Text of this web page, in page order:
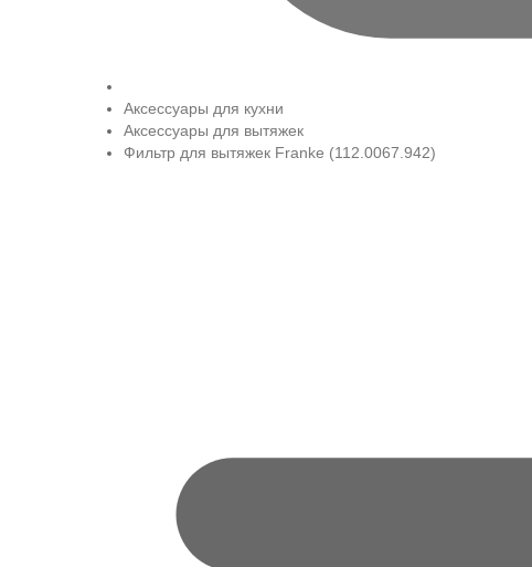
Аксессуары для кухни
Аксессуары для вытяжек
Фильтр для вытяжек Franke (112.0067.942)